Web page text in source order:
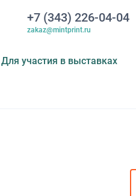
+7 (343) 226-04-04
zakaz@mintprint.ru
Для участия в выставках